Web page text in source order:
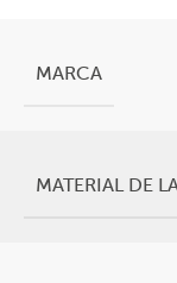
MARCA
MATERIAL DE